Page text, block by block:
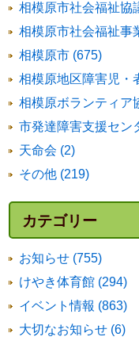
相模原市社会福祉協
相模原市社会福祉事
相模原市 (675)
相模原地区障害児・
相模原ボランティア
市発達障害支援セン
天命会 (2)
その他 (219)
カテゴリー
お知らせ (755)
けやき体育館 (294)
イベント情報 (863)
大切なお知らせ (6)